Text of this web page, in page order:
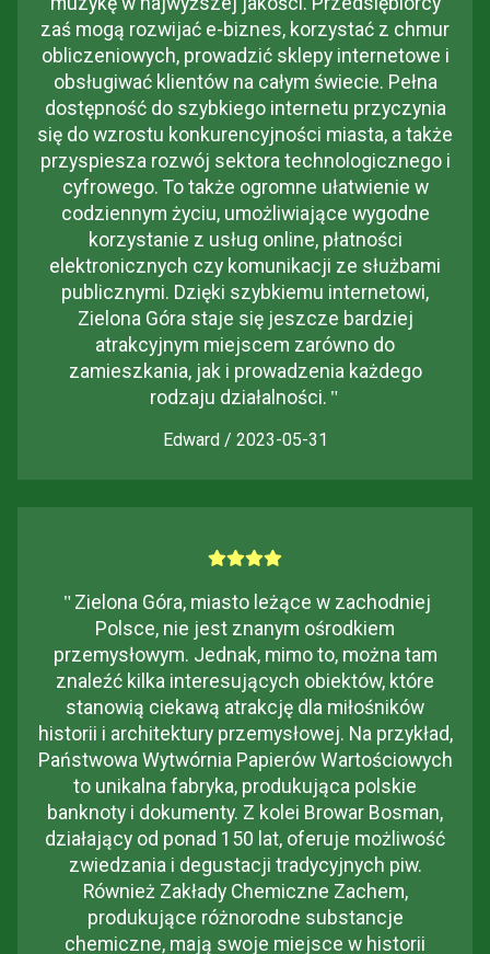
zaś mogą rozwijać e-biznes, korzystać z chmur
obliczeniowych, prowadzić sklepy internetowe i
obsługiwać klientów na całym świecie. Pełna
dostępność do szybkiego internetu przyczynia
się do wzrostu konkurencyjności miasta, a także
przyspiesza rozwój sektora technologicznego i
cyfrowego. To także ogromne ułatwienie w
codziennym życiu, umożliwiające wygodne
korzystanie z usług online, płatności
elektronicznych czy komunikacji ze służbami
publicznymi. Dzięki szybkiemu internetowi,
Zielona Góra staje się jeszcze bardziej
atrakcyjnym miejscem zarówno do
zamieszkania, jak i prowadzenia każdego
rodzaju działalności. "
Edward / 2023-05-31
" Zielona Góra, miasto leżące w zachodniej
Polsce, nie jest znanym ośrodkiem
przemysłowym. Jednak, mimo to, można tam
znaleźć kilka interesujących obiektów, które
stanowią ciekawą atrakcję dla miłośników
historii i architektury przemysłowej. Na przykład,
Państwowa Wytwórnia Papierów Wartościowych
to unikalna fabryka, produkująca polskie
banknoty i dokumenty. Z kolei Browar Bosman,
działający od ponad 150 lat, oferuje możliwość
zwiedzania i degustacji tradycyjnych piw.
Również Zakłady Chemiczne Zachem,
produkujące różnorodne substancje
chemiczne, mają swoje miejsce w historii